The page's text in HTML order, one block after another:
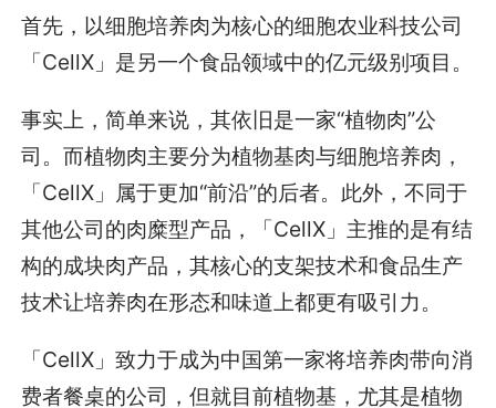
首先，以细胞培养肉为核心的细胞农业科技公司
「CellX」是另一个食品领域中的亿元级别项目。
事实上，简单来说，其依旧是一家“植物肉”公
司。而植物肉主要分为植物基肉与细胞培养肉，
「CellX」属于更加“前沿”的后者。此外，不同于
其他公司的肉糜型产品，「CellX」主推的是有结
构的成块肉产品，其核心的支架技术和食品生产
技术让培养肉在形态和味道上都更有吸引力。
「CellX」致力于成为中国第一家将培养肉带向消
费者餐桌的公司，但就目前植物基，尤其是植物